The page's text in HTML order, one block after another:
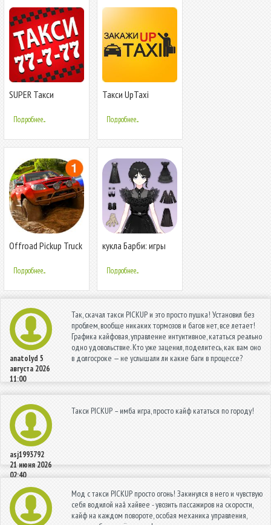
SUPER Такси
Подробнее...
Такси UpTaxi
Подробнее...
Offroad Pickup Truck
Подробнее...
кукла Барби: игры
Подробнее...
anatolyd 5
августа 2026
11:00
Так, скачал такси PICKUP и это просто пушка! Установил без
проблем, вообще никаких тормозов и багов нет, все летает!
Графика кайфовая, управление интуитивное, кататься реально
одно удовольствие. Кто уже заценил, поделитесь, как вам оно
в долгосроке — не услышали ли какие баги в процессе?
asj1993792
21 июня 2026
02:40
Такси PICKUP – имба игра, просто кайф кататься по городу!
Мод с такси PICKUP просто огонь! Закинулся в него и чувствую
себя водилой наâ хайвее - увозить пассажиров на скорости,
кайф на каждом повороте, особая механика управления,